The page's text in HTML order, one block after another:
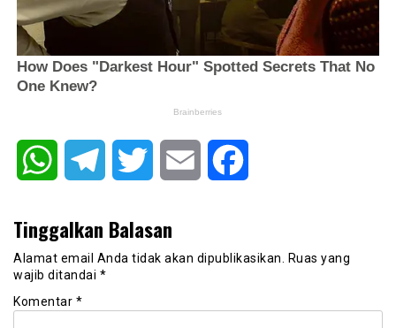
WhatsAppTelegram Twitter Email
Tinggalkan Balasan
Alamat email Anda tidak akan dipublikasikan.
Ruas yang
wajib ditandai *
Komentar *